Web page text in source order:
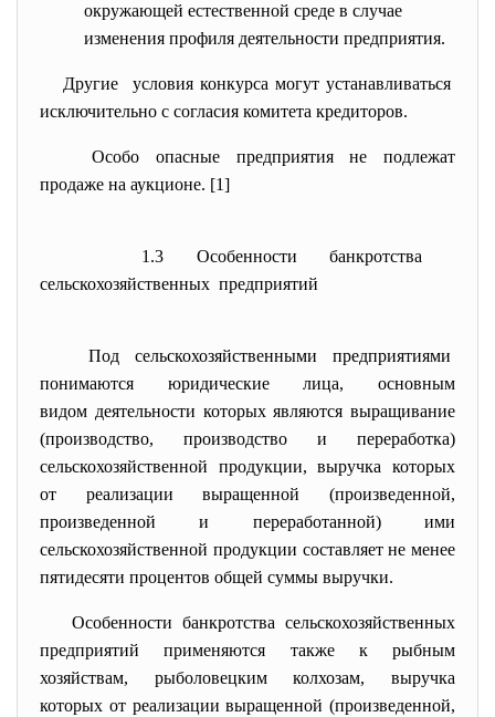
окружающей естественной среде в случае
изменения профиля деятельности предприятия.
Другие условия конкурса могут устанавливаться
исключительно с согласия комитета кредиторов.
Особо опасные предприятия не подлежат
продаже на аукционе. [1]
1.3 Особенности банкротства
сельскохозяйственных предприятий
Под сельскохозяйственнымипредприятиями
понимаются юридические лица, основным
видом деятельности которых являются выращивание
(производство, производство и переработка)
сельскохозяйственной продукции, выручка которых
от реализации выращенной (произведенной,
произведенной и переработанной) ими
сельскохозяйственной продукции составляет не менее
пятидесяти процентов общей суммы выручки.
Особенности банкротствасельскохозяйственных
предприятий применяются также к рыбным
хозяйствам, рыболовецким колхозам, выручка
которых от реализации выращенной (произведенной,